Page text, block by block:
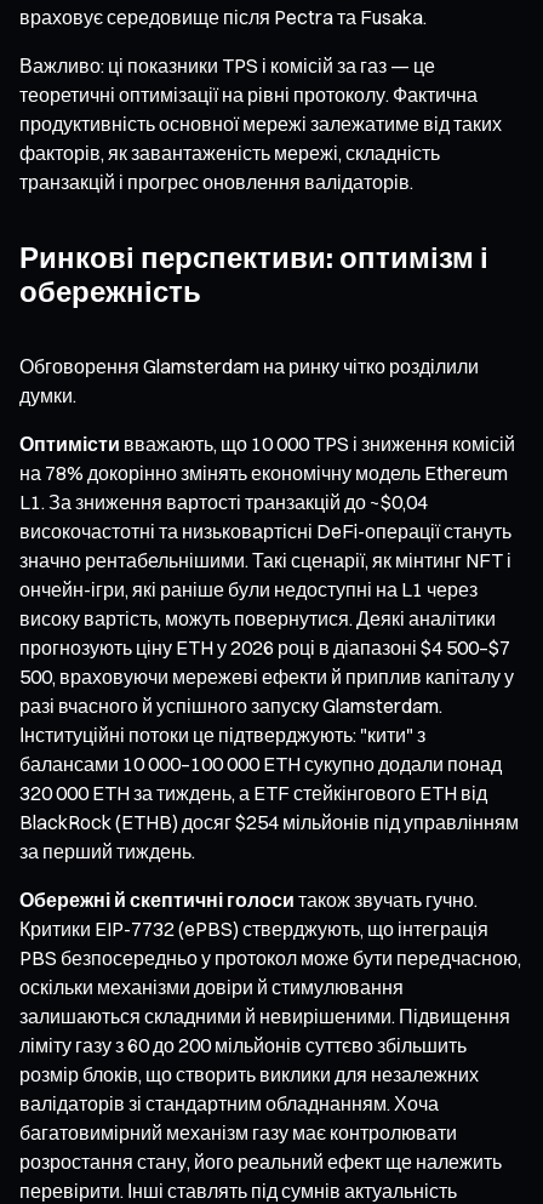
враховує середовище після Pectra та Fusaka.
Важливо: ці показники TPS і комісій за газ — це
теоретичні оптимізації на рівні протоколу. Фактична
продуктивність основної мережі залежатиме від таких
факторів, як завантаженість мережі, складність
транзакцій і прогрес оновлення валідаторів.
Ринкові перспективи: оптимізм і
обережність
Обговорення Glamsterdam на ринку чітко розділили
думки.
Оптимісти вважають, що 10 000 TPS і зниження комісій
на 78% докорінно змінять економічну модель Ethereum
L1. За зниження вартості транзакцій до ~$0,04
високочастотні та низьковартісні DeFi-операції стануть
значно рентабельнішими. Такі сценарії, як мінтинг NFT і
ончейн-ігри, які раніше були недоступні на L1 через
високу вартість, можуть повернутися. Деякі аналітики
прогнозують ціну ETH у 2026 році в діапазоні $4 500–$7
500, враховуючи мережеві ефекти й приплив капіталу у
разі вчасного й успішного запуску Glamsterdam.
Інституційні потоки це підтверджують: "кити" з
балансами 10 000–100 000 ETH сукупно додали понад
320 000 ETH за тиждень, а ETF стейкінгового ETH від
BlackRock (ETHB) досяг $254 мільйонів під управлінням
за перший тиждень.
Обережні й скептичні голоси також звучать гучно.
Критики EIP-7732 (ePBS) стверджують, що інтеграція
PBS безпосередньо у протокол може бути передчасною,
оскільки механізми довіри й стимулювання
залишаються складними й невирішеними. Підвищення
ліміту газу з 60 до 200 мільйонів суттєво збільшить
розмір блоків, що створить виклики для незалежних
валідаторів зі стандартним обладнанням. Хоча
багатовимірний механізм газу має контролювати
розростання стану, його реальний ефект ще належить
перевірити. Інші ставлять під сумнів актуальність